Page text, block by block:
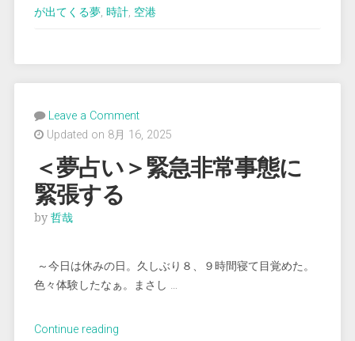
い
港
で
金
を
き
出
す
る”
が出てくる夢, 時計, 空港
Leave a Comment
Updated on 8月 16, 2025
＜夢占い＞緊急非常事態に
緊張する
by 哲哉
～今日は休みの日。久しぶり８、９時間寝て目覚めた。
色々体験したなぁ。まさし …
Continue reading“＜